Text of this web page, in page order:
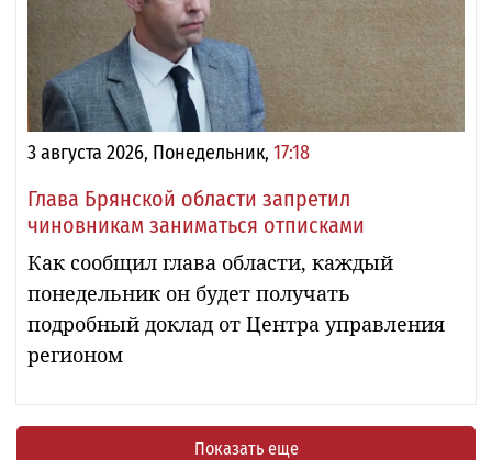
3 августа 2026, Понедельник, 17:18
Глава Брянской области запретил
чиновникам заниматься отписками
Как сообщил глава области, каждый
понедельник он будет получать
подробный доклад от Центра управления
регионом
Показать еще